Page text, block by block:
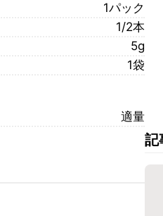
1パック
1/2本
5g
1袋
適量
記